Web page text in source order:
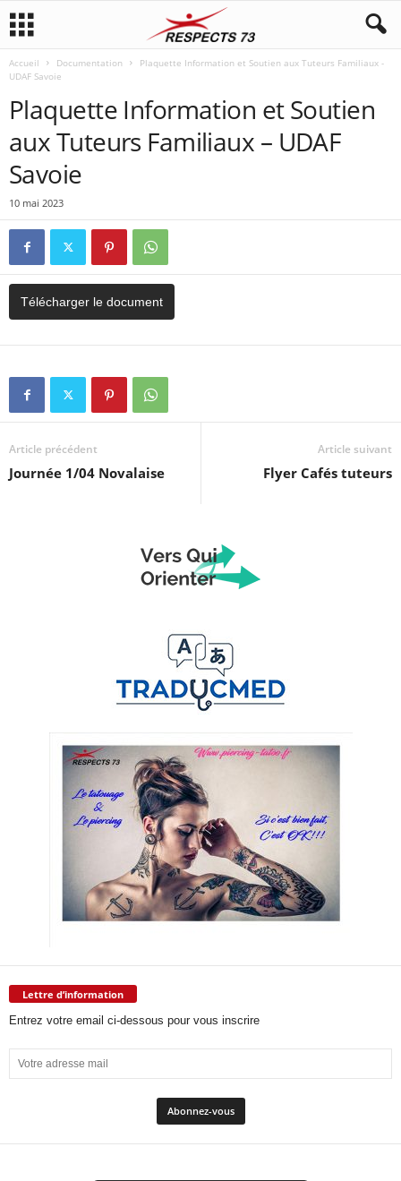
Accueil Documentation
Plaquette Information et Soutien aux Tuteurs Familiaux -
UDAF Savoie
Plaquette Information et Soutien
aux Tuteurs Familiaux – UDAF
Savoie
10 mai 2023
Télécharger le document
Article précédent
Journée 1/04 Novalaise
Article suivant
Flyer Cafés tuteurs
Lettre d’information
Entrez votre email ci-dessous pour vous inscrire